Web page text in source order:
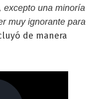
, excepto una minoría
muy ignorante para
de manera